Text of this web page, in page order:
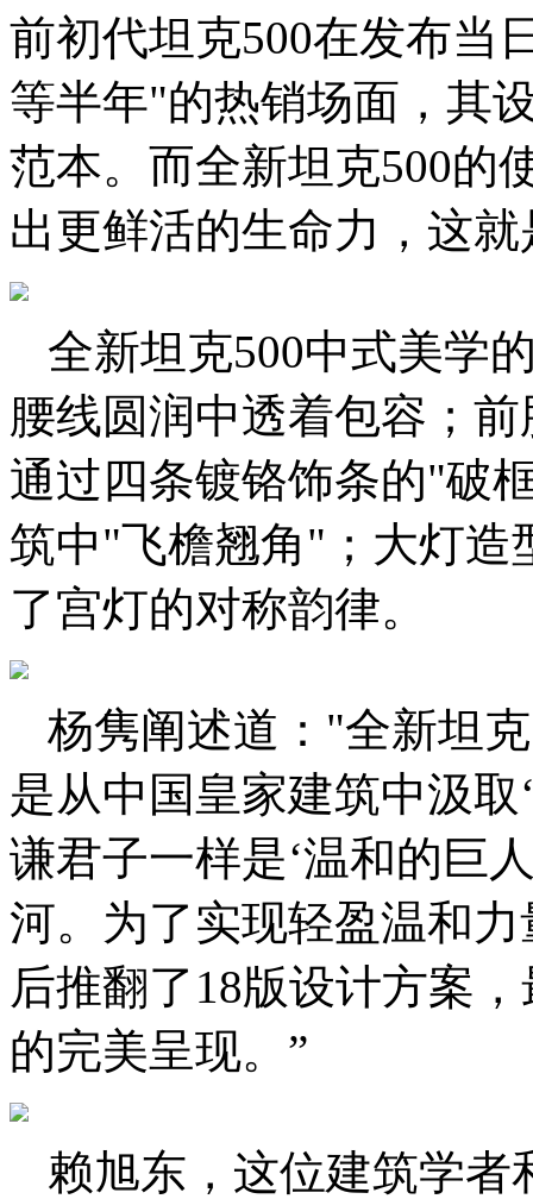
前初代坦克500在发布当
等半年"的热销场面，其
范本。而全新坦克500的
出更鲜活的生命力，这就
全新坦克500中式美学
腰线圆润中透着包容；
通过四条镀铬饰条的"破
筑中"飞檐翘角"；大灯造
了宫灯的对称韵律。
杨隽阐述道："全新坦
是从中国皇家建筑中汲
谦君子一样是‘温和的巨
河。为了实现轻盈温和
后推翻了18版设计方案
的完美呈现。”
赖旭东，这位建筑学者